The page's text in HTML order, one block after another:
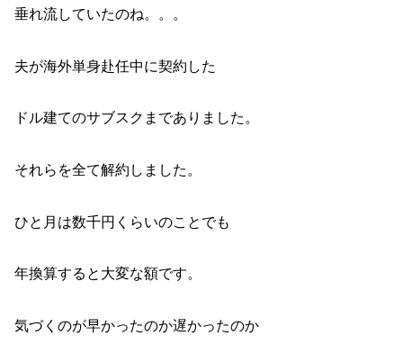
垂れ流していたのね。。。
夫が海外単身赴任中に契約した
ドル建てのサブスクまでありました。
それらを全て解約しました。
ひと月は数千円くらいのことでも
年換算すると大変な額です。
気づくのが早かったのか遅かったのか